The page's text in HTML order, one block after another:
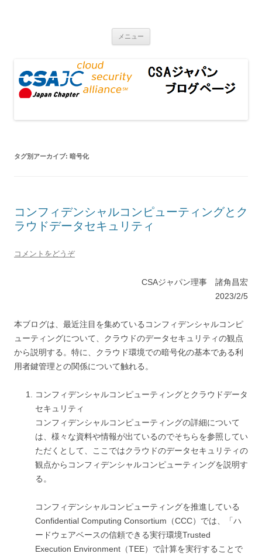
メニュー
タグ別アーカイブ: 暗号化
コンフィデンシャルコンピューティングとク
ラウドデータセキュリティ
コメントをどうぞ
CSAジャパン理事 諸角昌宏
2023/2/5
本ブログは、最近注目を集めているコンフィデンシャルコンピ
ューティングについて、クラウドのデータセキュリティの観点
から説明する。特に、クラウド環境での暗号化の基本である利
用者鍵管理との関係について触れる。
コンフィデンシャルコンピューティングとクラウドデータ
セキュリティ
コンフィデンシャルコンピューティングの詳細について
は、様々な資料や情報が出ているのでそちらを参照してい
ただくとして、ここではクラウドのデータセキュリティの
観点からコンフィデンシャルコンピューティングを説明す
る。
コンフィデンシャルコンピューティングを推進している
Confidential Computing Consortium（CCC）では、「ハ
ードウェアベースの信頼できる実行環境Trusted
Execution Environment（TEE）で計算を実行することで